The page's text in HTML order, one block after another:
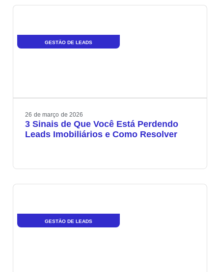
GESTÃO DE LEADS
26 de março de 2026
3 Sinais de Que Você Está Perdendo
Leads Imobiliários e Como Resolver
GESTÃO DE LEADS